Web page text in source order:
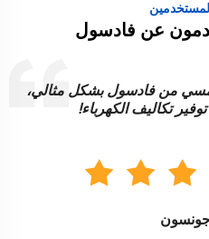
عن فادسول
من فادسول بشكل مثالي،
تكاليف الكهرباء!